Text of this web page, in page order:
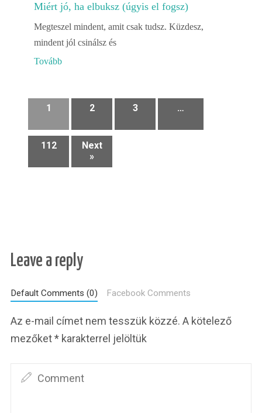
Miért jó, ha elbuksz (úgyis el fogsz)
Megteszel mindent, amit csak tudsz. Küzdesz,
mindent jól csinálsz és
Tovább
1 2 3 …
112
Next
»
Leave a reply
Default Comments (0) Facebook Comments
Az e-mail címet nem tesszük közzé. A kötelező
mezőket* karakterrel jelöltük